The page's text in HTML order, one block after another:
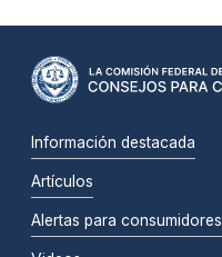
Información destacada
Artículos
Alertas para consumidores